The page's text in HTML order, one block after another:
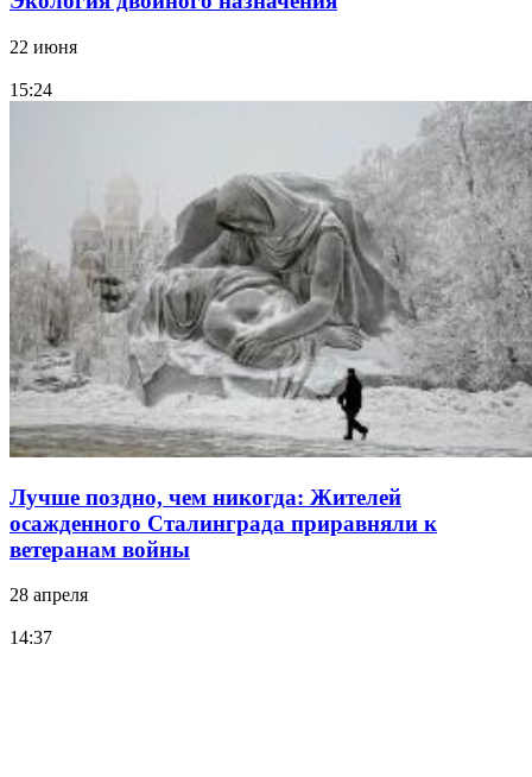
22 июня
15:24
Лучше поздно, чем никогда: Жителей
осажденного Сталинграда приравняли к
ветеранам войны
28 апреля
14:37